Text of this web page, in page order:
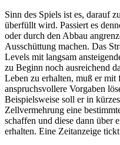
Sinn des Spiels ist es, darauf
überfüllt wird. Passiert es
oder durch den Abbau
Ausschüttung machen. Das
Levels mit langsam
zu Beginn noch ausreichend
Leben zu erhalten, muß er
anspruchsvollere Vorgaben
Beispielsweise soll er in
Zellvermehrung eine
schaffen und diese dann über
erhalten. Eine Zeitanzeige